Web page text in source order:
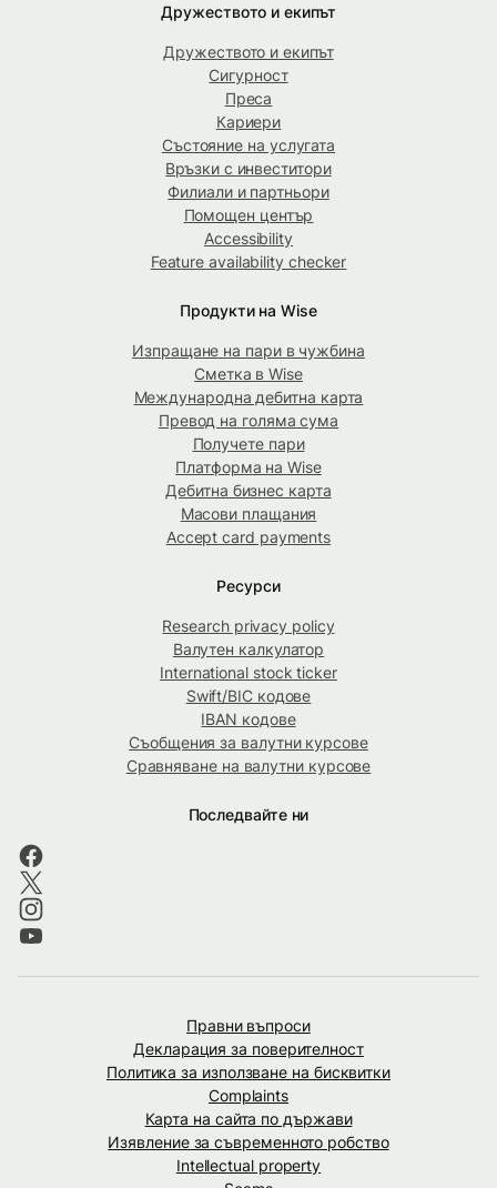
Дружеството и екипът
Дружеството и екипът
Сигурност
Преса
Кариери
Състояние на услугата
Връзки с инвеститори
Филиали и партньори
Помощен център
Accessibility
Feature availability checker
Продукти на Wise
Изпращане на пари в чужбина
Сметка в Wise
Международна дебитна карта
Превод на голяма сума
Получете пари
Платформа на Wise
Дебитна бизнес карта
Масови плащания
Accept card payments
Ресурси
Research privacy policy
Валутен калкулатор
International stock ticker
Swift/BIC кодове
IBAN кодове
Съобщения за валутни курсове
Сравняване на валутни курсове
Последвайте ни
Правни въпроси
Декларация за поверителност
Политика за използване на бисквитки
Complaints
Карта на сайта по държави
Изявление за съвременното робство
Intellectual property